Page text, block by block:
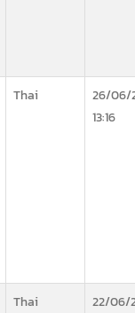
Thai
26/06/
13:16
Thai
22/06/